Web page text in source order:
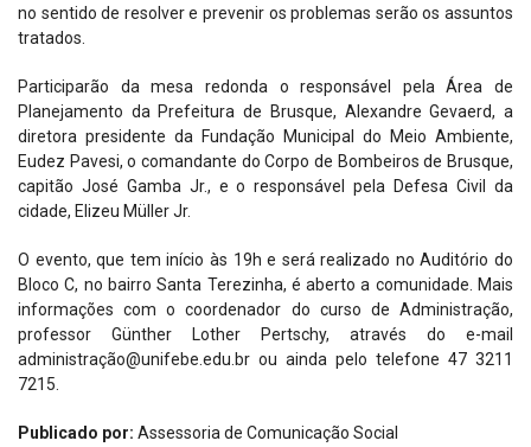
no sentido de resolver e prevenir os problemas serão os assuntos
tratados.
Participarão da mesa redonda o responsável pela Área de
Planejamento da Prefeitura de Brusque, Alexandre Gevaerd, a
diretora presidente da Fundação Municipal do Meio Ambiente,
Eudez Pavesi, o comandante do Corpo de Bombeiros de Brusque,
capitão José Gamba Jr., e o responsável pela Defesa Civil da
cidade, Elizeu Müller Jr.
O evento, que tem início às 19h e será realizado no Auditório do
Bloco C, no bairro Santa Terezinha, é aberto a comunidade. Mais
informações com o coordenador do curso de Administração,
professor Günther Lother Pertschy, através do e-mail
administração@unifebe.edu.br ou ainda pelo telefone 47 3211
7215.
Publicado por: Assessoria de Comunicação Social